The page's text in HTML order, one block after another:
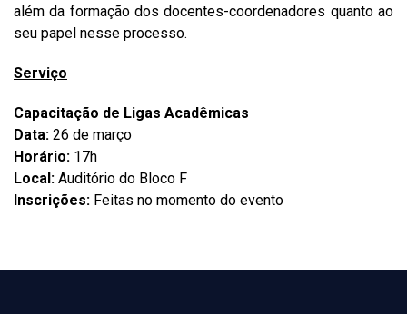
além da formação dos docentes-coordenadores quanto ao
seu papel nesse processo.
Serviço
Capacitação de Ligas Acadêmicas
Data: 26 de março
Horário: 17h
Local: Auditório do Bloco F
Inscrições: Feitas no momento do evento